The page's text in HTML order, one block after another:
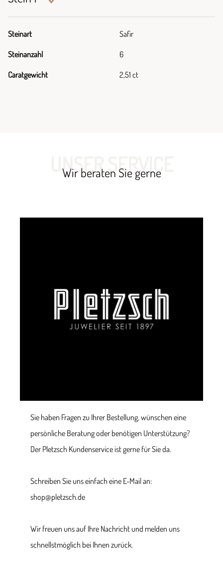
Steinart Safir
Steinanzahl 6
Caratgewicht 2,51 ct
UNSER SERVICE
Wir beraten Sie gerne
Sie haben Fragen zu Ihrer Bestellung, wünschen eine
persönliche Beratung oder benötigen Unterstützung?
Der Pletzsch Kundenservice ist gerne für Sie da.
Schreiben Sie uns einfach eine E-Mail an:
shop@pletzsch.de
Wir freuen uns auf Ihre Nachricht und melden uns
schnellstmöglich bei Ihnen zurück.